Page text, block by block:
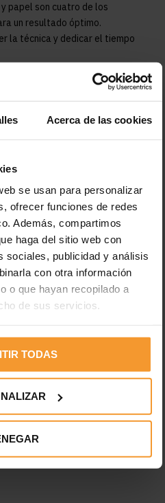
Acerca de las cookies
se usan para personalizar
ofrecer funciones de redes
Además, compartimos
haga del sitio web con
sociales, publicidad y análisis
con otra información
o que hayan recopilado a
de sus servicios.
TODAS
papel son cuatro de los
un resultado óptimo.
la técnica y dedicar el tiempo
en el 2% de los
es en horas con poca luz
peligros y medidas de
IPC y lo que pagan las
a los talleres madrileños
funcionamiento del aire